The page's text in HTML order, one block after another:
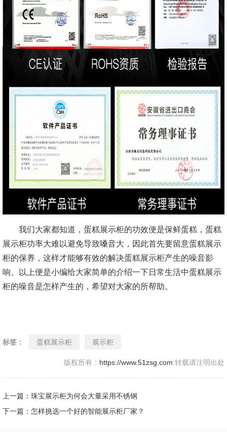
我们大家都知道，蛋糕展示柜的功效便是保鲜蛋糕，蛋糕
展示柜功率大难以避免导致嗓音大，因此首先要留意蛋糕展示
柜的保养，这样才能够有效的解决蛋糕展示柜产生的噪音影
响。以上便是小编给大家简单的介绍一下日常生活中蛋糕展示
柜的噪音是怎样产生的，希望对大家的所帮助。
标签： 蛋糕展示柜 展示柜
版权所有： https://www.51zsg.com 转载请注明出处
上一篇：珠宝展示柜为何会大量采用不锈钢
下一篇：怎样挑选一个好的智能展示柜厂家？